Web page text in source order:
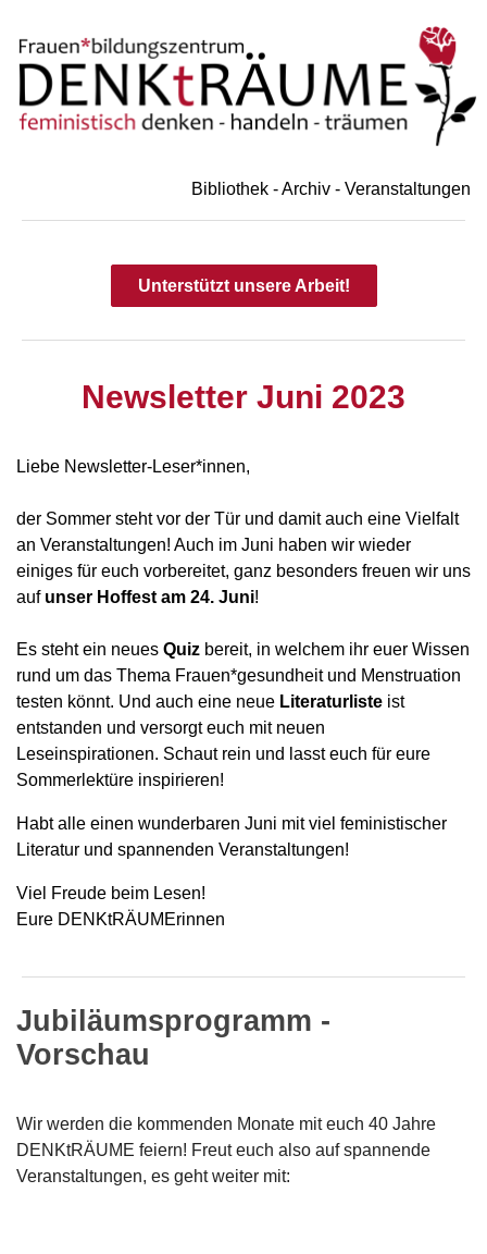
Bibliothek - Archiv - Veranstaltungen
Unterstützt unsere Arbeit!
Newsletter Juni 2023
Liebe Newsletter-Leser*innen,
der Sommer steht vor der Tür und damit auch eine Vielfalt
an Veranstaltungen! Auch im Juni haben wir wieder
einiges für euch vorbereitet, ganz besonders freuen wir uns
auf unser Hoffest am 24. Juni!
Es steht ein neues Quiz bereit, in welchem ihr euer Wissen
rund um das Thema Frauen*gesundheit und Menstruation
testen könnt. Und auch eine neue Literaturliste ist
entstanden und versorgt euch mit neuen
Leseinspirationen. Schaut rein und lasst euch für eure
Sommerlektüre inspirieren!
Habt alle einen wunderbaren Juni mit viel feministischer
Literatur und spannenden Veranstaltungen!
Viel Freude beim Lesen!
Eure DENKtRÄUMErinnen
Jubiläumsprogramm -
Vorschau
Wir werden die kommenden Monate mit euch 40 Jahre
DENKtRÄUME feiern! Freut euch also auf spannende
Veranstaltungen, es geht weiter mit: